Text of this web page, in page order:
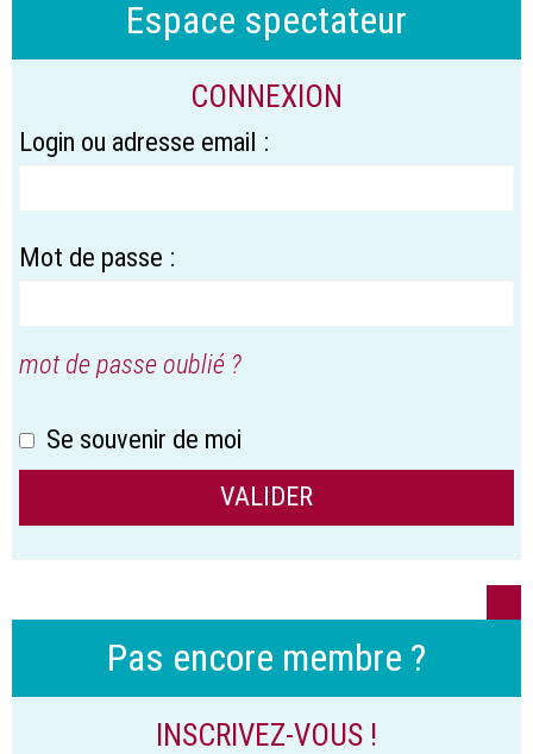
Espace spectateur
CONNEXION
Login ou adresse email :
Mot de passe :
mot de passe oublié ?
Se souvenir de moi
Pas encore membre ?
INSCRIVEZ-VOUS !